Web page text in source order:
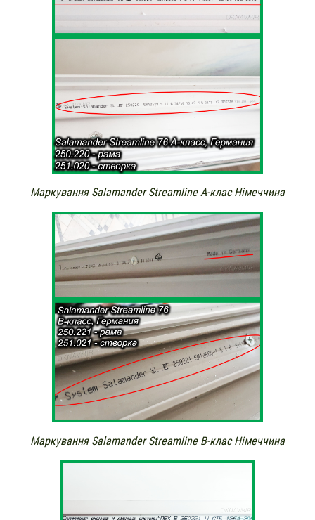
Маркування Salamander Streamline А-клас Німеччина
Маркування Salamander Streamline В-клас Німеччина